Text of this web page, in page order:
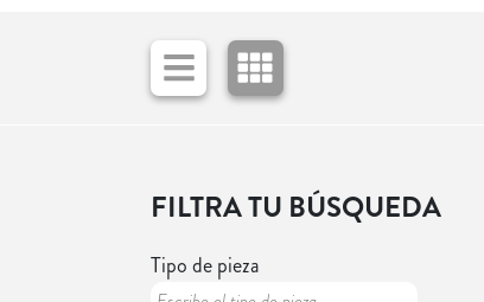
FILTRA TU BÚSQUEDA
Tipo de pieza